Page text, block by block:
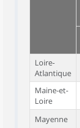
Loire-
Atlantique
Maine-et-
Loire
Mayenne